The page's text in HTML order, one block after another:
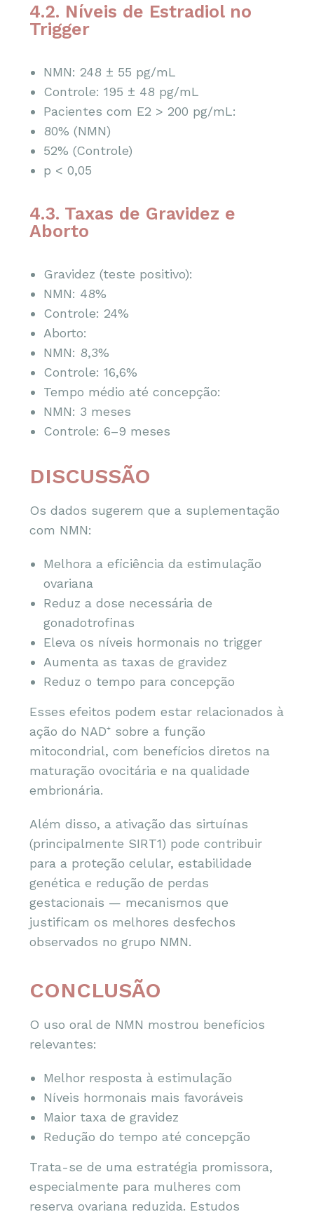
4.2. Níveis de Estradiol no
Trigger
NMN: 248 ± 55 pg/mL
Controle: 195 ± 48 pg/mL
Pacientes com E2 > 200 pg/mL:
80% (NMN)
52% (Controle)
p < 0,05
4.3. Taxas de Gravidez e
Aborto
Gravidez (teste positivo):
NMN: 48%
Controle: 24%
Aborto:
NMN: 8,3%
Controle: 16,6%
Tempo médio até concepção:
NMN: 3 meses
Controle: 6–9 meses
DISCUSSÃO
Os dados sugerem que a suplementação
com NMN:
Melhora a eficiência da estimulação
ovariana
Reduz a dose necessária de
gonadotrofinas
Eleva os níveis hormonais no trigger
Aumenta as taxas de gravidez
Reduz o tempo para concepção
Esses efeitos podem estar relacionados à
ação do NAD⁺ sobre a função
mitocondrial, com benefícios diretos na
maturação ovocitária e na qualidade
embrionária.
Além disso, a ativação das sirtuínas
(principalmente SIRT1) pode contribuir
para a proteção celular, estabilidade
genética e redução de perdas
gestacionais — mecanismos que
justificam os melhores desfechos
observados no grupo NMN.
CONCLUSÃO
O uso oral de NMN mostrou benefícios
relevantes:
Melhor resposta à estimulação
Níveis hormonais mais favoráveis
Maior taxa de gravidez
Redução do tempo até concepção
Trata-se de uma estratégia promissora,
especialmente para mulheres com
reserva ovariana reduzida. Estudos